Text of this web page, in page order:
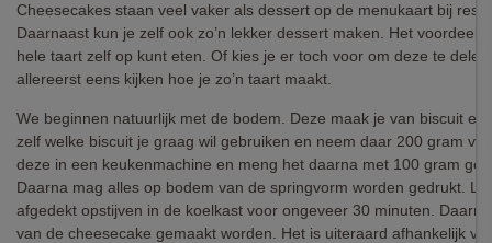
Cheesecakes staan veel vaker als dessert op de menukaart bij
Daarnaast kun je zelf ook zo’n lekker dessert maken. Het voordeel
hele taart zelf op kunt eten. Of kies je er toch voor om deze te
allereerst eens kijken hoe je zo’n taart maakt.
We beginnen natuurlijk met de bodem. Deze maak je van biscuit en
zelf welke biscuit je graag wil gebruiken en neem daar 200 gram
deze in een keukenmachine en meng het daarna met 100 gram
Daarna mag alles op bodem van de springvorm worden gedrukt.
afgedekt opstijven in de koelkast voor ongeveer 30 minuten.
van de cheesecake gemaakt worden. Het is uiteraard afhankelijk